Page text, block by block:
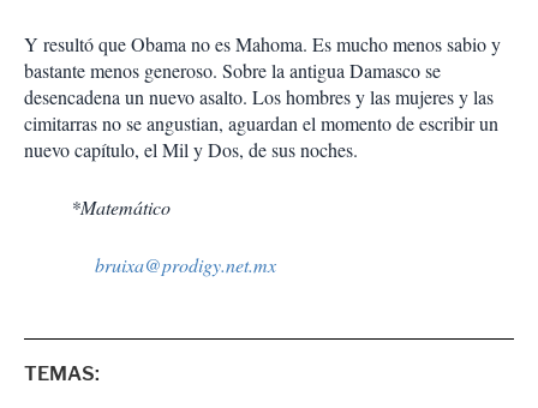
Y resultó que Obama no es Mahoma. Es mucho menos sabio y
bastante menos generoso. Sobre la antigua Damasco se
desencadena un nuevo asalto. Los hombres y las mujeres y las
cimitarras no se angustian, aguardan el momento de escribir un
nuevo capítulo, el Mil y Dos, de sus noches.
*Matemático
bruixa@prodigy.net.mx
TEMAS: